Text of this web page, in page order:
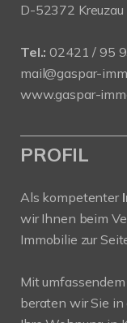
D-52372 Kreuzau
Tel.: 02421 / 95
mail@gaspar-
www.gaspar-
PROFIL
Als kompetenter
wir Ihnen beim
Immobilie zur
Mit
beraten wir Sie in